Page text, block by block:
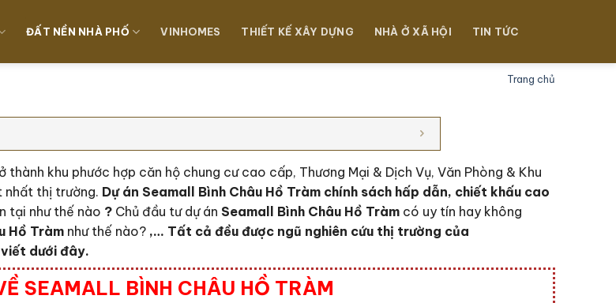
ĐẤT NỀN NHÀ PHỐ VINHOMES THIẾT KẾ XÂY DỰNG NHÀ Ở XÃ HỘI TIN TỨC
Trang chủ
khu phước hợp căn hộ chung cư cao cấp, Thương Mại & Dịch Vụ, Văn Phòng & Khu
nhất thị trường. Dự án Seamall Bình Châu Hồ Tràm chính sách hấp dẫn, chiết khấu cao
tại như thế nào ? Chủ đầu tư dự án Seamall Bình Châu Hồ Tràm có uy tín hay không
Hồ Tràm như thế nào? ,… Tất cả đều được ngũ nghiên cứu thị trường của
dưới đây.
SEAMALL BÌNH CHÂU HỒ TRÀM